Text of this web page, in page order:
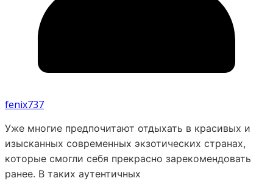
fenix737
Уже многие предпочитают отдыхать в красивых и
изысканных современных экзотических странах,
которые смогли себя прекрасно зарекомендовать
ранее. В таких аутентичных